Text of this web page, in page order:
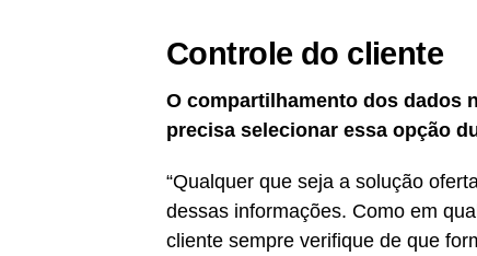
Controle do cliente
O compartilhamento dos dados
precisa selecionar essa opção
“Qualquer que seja a solução
dessas informações. Como em
cliente sempre verifique de que